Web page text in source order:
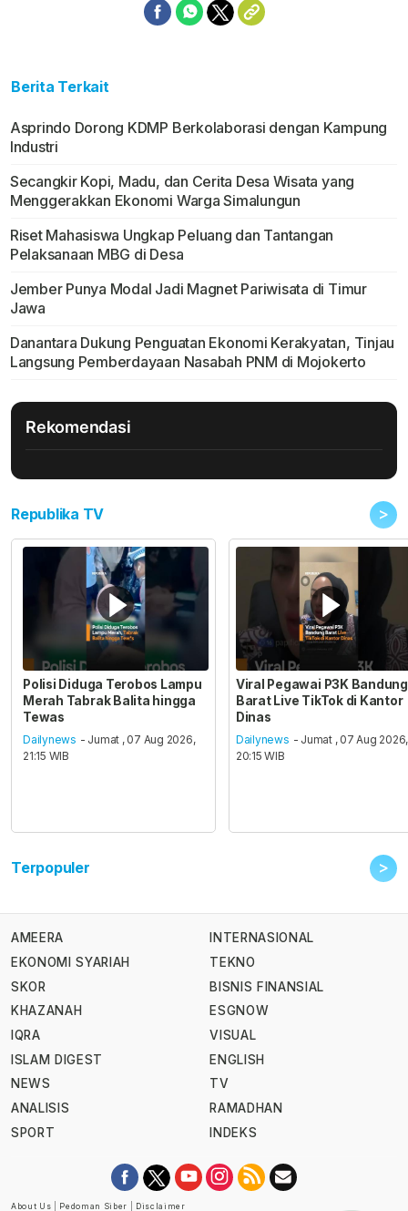
Berita Terkait
Asprindo Dorong KDMP Berkolaborasi dengan Kampung
Industri
Secangkir Kopi, Madu, dan Cerita Desa Wisata yang
Menggerakkan Ekonomi Warga Simalungun
Riset Mahasiswa Ungkap Peluang dan Tantangan
Pelaksanaan MBG di Desa
Jember Punya Modal Jadi Magnet Pariwisata di Timur
Jawa
Danantara Dukung Penguatan Ekonomi Kerakyatan, Tinjau
Langsung Pemberdayaan Nasabah PNM di Mojokerto
Rekomendasi
Republika TV >
Polisi Diduga Terobos Lampu
Merah Tabrak Balita hingga
Tewas
Dailynews - Jumat , 07 Aug 2026,
21:15 WIB
Viral Pegawai P3K Bandung
Barat Live TikTok di Kantor
Dinas
Dailynews - Jumat , 07 Aug 2026,
20:15 WIB
Terpopuler >
AMEERA
EKONOMI SYARIAH
SKOR
KHAZANAH
IQRA
ISLAM DIGEST
NEWS
ANALISIS
SPORT
INTERNASIONAL
TEKNO
BISNIS FINANSIAL
ESGNOW
VISUAL
ENGLISH
TV
RAMADHAN
INDEKS
About Us Pedoman Siber Disclaimer